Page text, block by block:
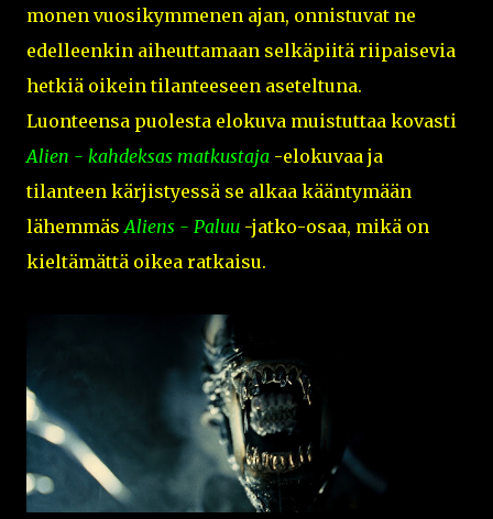
monen vuosikymmenen ajan, onnistuvat ne
edelleenkin aiheuttamaan selkäpiitä riipaisevia
hetkiä oikein tilanteeseen aseteltuna.
Luonteensa puolesta elokuva muistuttaa kovasti
Alien - kahdeksas matkustaja -elokuvaa ja
tilanteen kärjistyessä se alkaa kääntymään
lähemmäsAliens - Paluu -jatko-osaa, mikä on
kieltämättä oikea ratkaisu.